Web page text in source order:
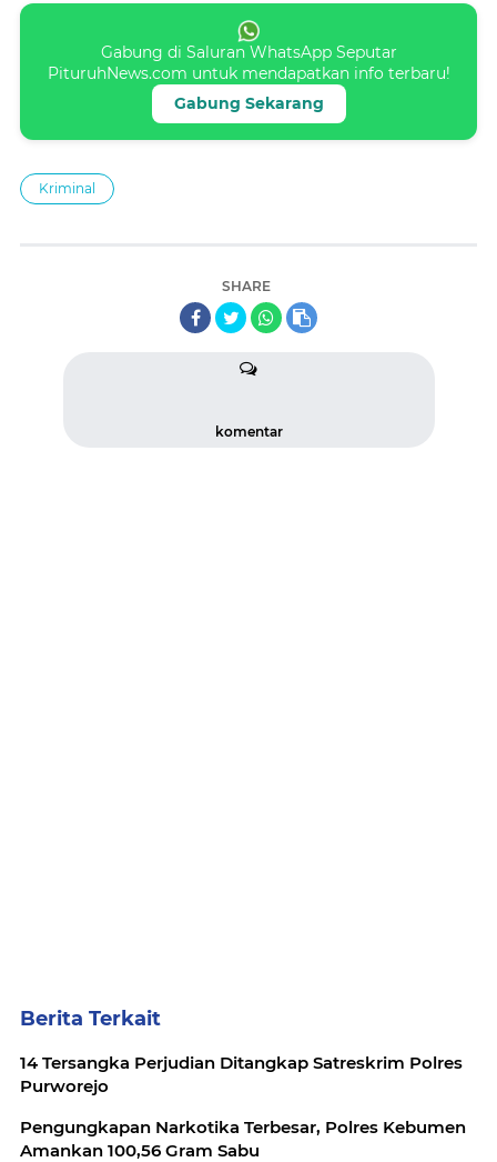
Gabung di Saluran WhatsApp Seputar
PituruhNews.com untuk mendapatkan info terbaru!
Gabung Sekarang
Kriminal
SHARE
komentar
Berita Terkait
14 Tersangka Perjudian Ditangkap Satreskrim Polres
Purworejo
Pengungkapan Narkotika Terbesar, Polres Kebumen
Amankan 100,56 Gram Sabu